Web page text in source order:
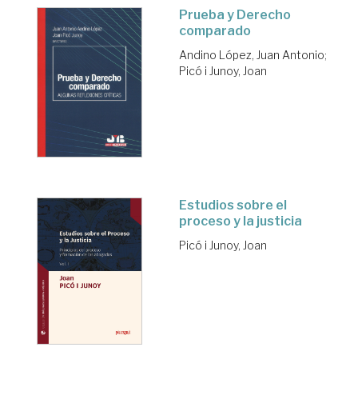
Prueba y Derecho
comparado
Andino López, Juan Antonio;
Picó i Junoy, Joan
Estudios sobre el
proceso y la justicia
Picó i Junoy, Joan